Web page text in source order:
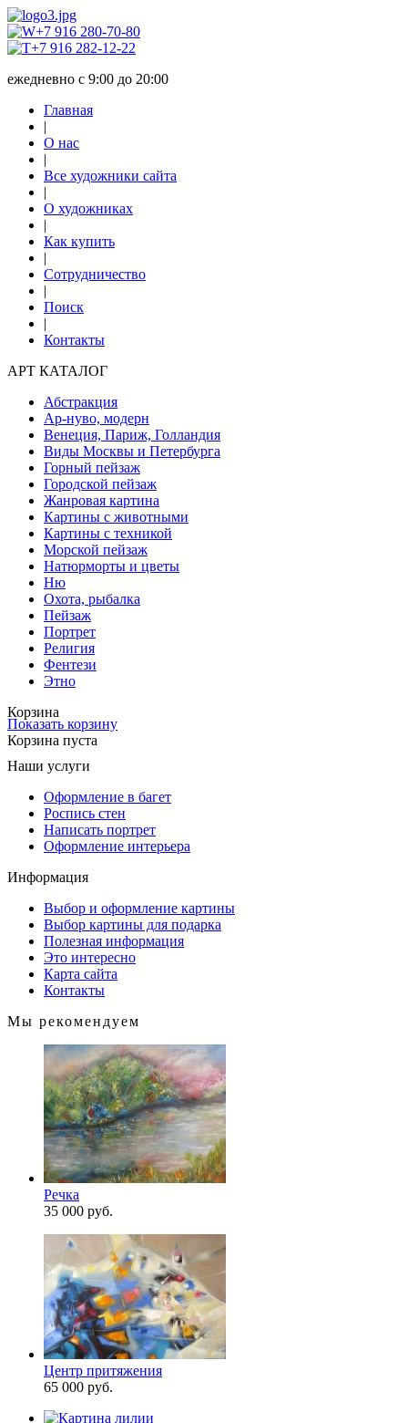
+7 916 280-70-80
+7 916 282-12-22
ежедневно с 9:00 до 20:00
Главная
|
О нас
|
Все художники сайта
|
О художниках
|
Как купить
|
Сотрудничество
|
Поиск
|
Контакты
АРТ КАТАЛОГ
Абстракция
Ар-нуво, модерн
Венеция, Париж, Голландия
Виды Москвы и Петербурга
Горный пейзаж
Городской пейзаж
Жанровая картина
Картины с животными
Картины с техникой
Морской пейзаж
Натюрморты и цветы
Ню
Охота, рыбалка
Пейзаж
Портрет
Религия
Фентези
Этно
Корзина
Показать корзину
Корзина пуста
Наши услуги
Оформление в багет
Роспись стен
Написать портрет
Оформление интерьера
Информация
Выбор и оформление картины
Выбор картины для подарка
Полезная информация
Это интересно
Карта сайта
Контакты
Мы рекомендуем
Речка
35 000 руб.
Центр притяжения
65 000 руб.